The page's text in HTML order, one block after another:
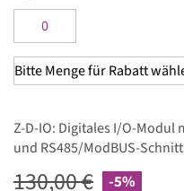
Z-D-IO: Digitales I/O-Modul
und RS485/ModBUS-
130,00 € -5%